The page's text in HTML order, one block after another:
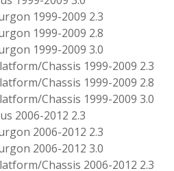
1999-2009 2.3
1999-2009 2.8
1999-2009 3.0
Chassis 1999-2009 2.3
Chassis 1999-2009 2.8
Chassis 1999-2009 3.0
2006-2012 2.3
2006-2012 2.3
2006-2012 3.0
Chassis 2006-2012 2.3